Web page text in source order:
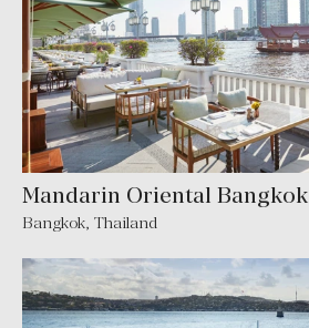
Mandarin Oriental Bangkok
Bangkok, Thailand